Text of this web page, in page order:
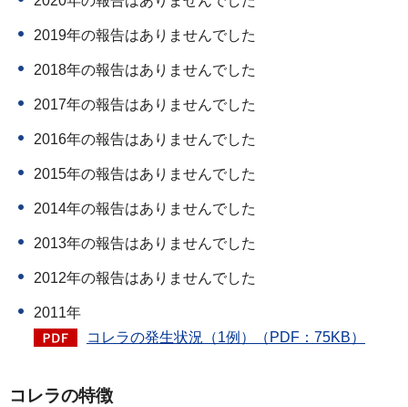
2019年の報告はありませんでした
2018年の報告はありませんでした
2017年の報告はありませんでした
2016年の報告はありませんでした
2015年の報告はありませんでした
2014年の報告はありませんでした
2013年の報告はありませんでした
2012年の報告はありませんでした
2011年
コレラの発生状況（1例）（PDF：75KB）
コレラの特徴